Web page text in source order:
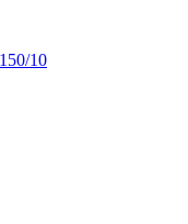
10